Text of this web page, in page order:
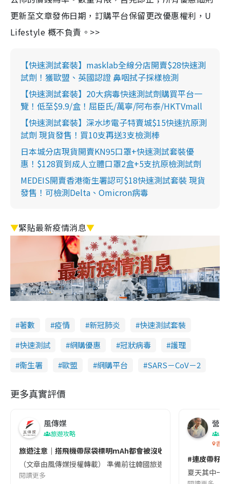
更新至文章發佈日期，訂購平台保留更改優惠權利，U
Lifestyle 概不負責。>>
【快速測試套裝】masklab全線分店開賣$28快速測
試劑！獲歐盟、英國認證 鼻咽拭子採樣檢測
【快速測試套裝】20大病毒快速測試劑購買平台一
覽！低至$9.9/盒！屈臣氏/萬寧/阿布泰/HKTVmall
【快速測試套裝】深水埗電子特賣城$15快速抗原測
試劑 現貨發售！買10支再送3支檢測棒
日本城分店現貨開賣KN95口罩+快速測試套裝優
惠！$128買到成人立體口罩2盒+5支抗原檢測試劑
MEDEIS開賣香港衛生署認可$18快速測試套裝 現貨
發售！可檢測Delta、Omicron病毒
▼緊貼最新疫情消息▼
著數 疫情 新冠肺炎
快速測試套裝
快速測試
網購優惠 冠狀病毒
護理
衞生署
歐盟 網購平台 SARS－CoV－2
更多真實評價
風傳媒
旅遊攻略
旅遊注意｜搭飛機帶尿袋標明mAh都會被沒收😱出發前切記檢查
（文章由風傳媒授權轉載） 準備前往韓國旅遊的民眾，近期要
閱讀更多
營養
香港
#連皮帶籽
夏天其中一